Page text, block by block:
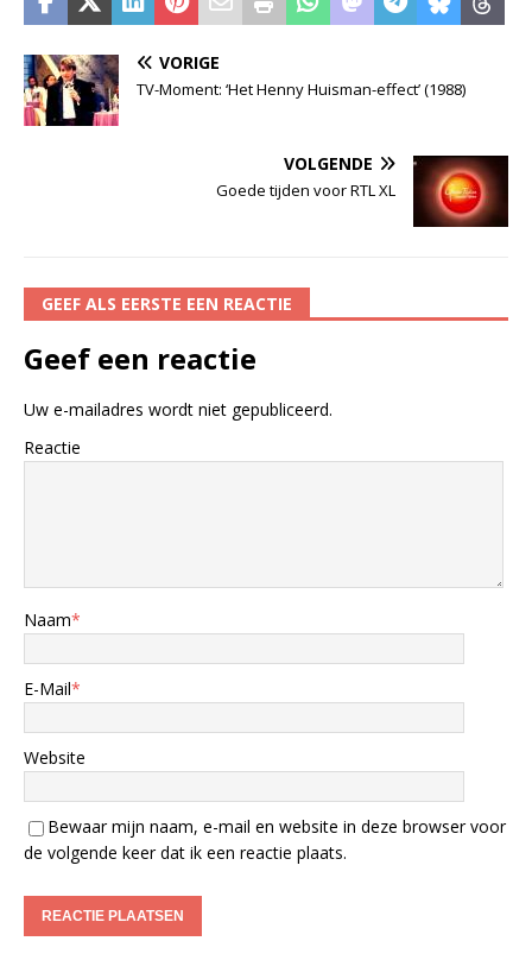
VORIGE
TV-Moment: ‘Het Henny Huisman-effect’ (1988)
VOLGENDE
Goede tijden voor RTL XL
GEEF ALS EERSTE EEN REACTIE
Geef een reactie
Uw e-mailadres wordt niet gepubliceerd.
Reactie
Naam*
E-Mail*
Website
Bewaar mijn naam, e-mail en website in deze browser voor
de volgende keer dat ik een reactie plaats.